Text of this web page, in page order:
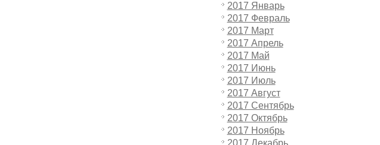
2017 Январь
2017 Февраль
2017 Март
2017 Апрель
2017 Май
2017 Июнь
2017 Июль
2017 Август
2017 Сентябрь
2017 Октябрь
2017 Ноябрь
2017 Декабрь